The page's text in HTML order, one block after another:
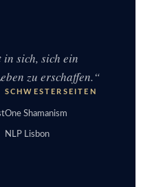
sich, sich ein
zu erschaffen.“
SCHWESTERSEITEN
One Shamanism
NLP Lisbon